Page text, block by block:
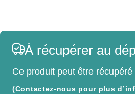
À récupérer au
Ce produit peut être
(Contactez-nous pour plus